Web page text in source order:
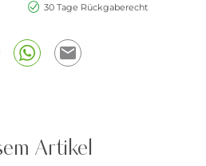
30 Tage Rückgaberecht
Artikel